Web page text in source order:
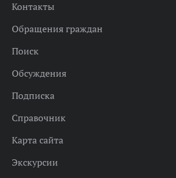
Контакты
Обращения граждан
Поиск
Обсуждения
Подписка
Справочник
Карта сайта
Экскурсии